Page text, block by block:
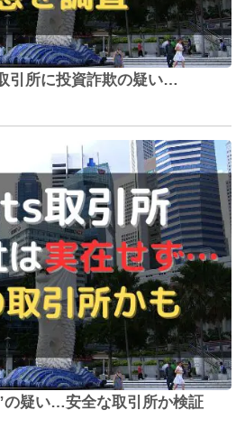
引所に投資詐欺の疑い…
疑い…安全な取引所か検証